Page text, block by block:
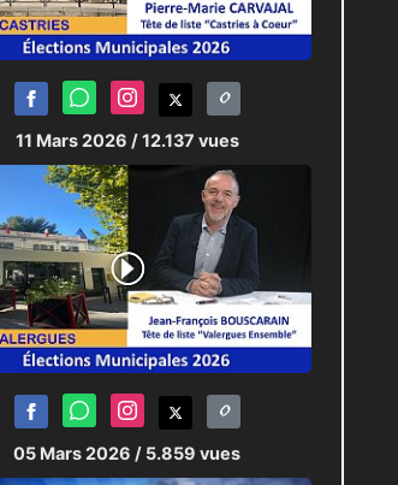
11 Mars 2026 / 12.137 vues
05 Mars 2026 / 5.859 vues